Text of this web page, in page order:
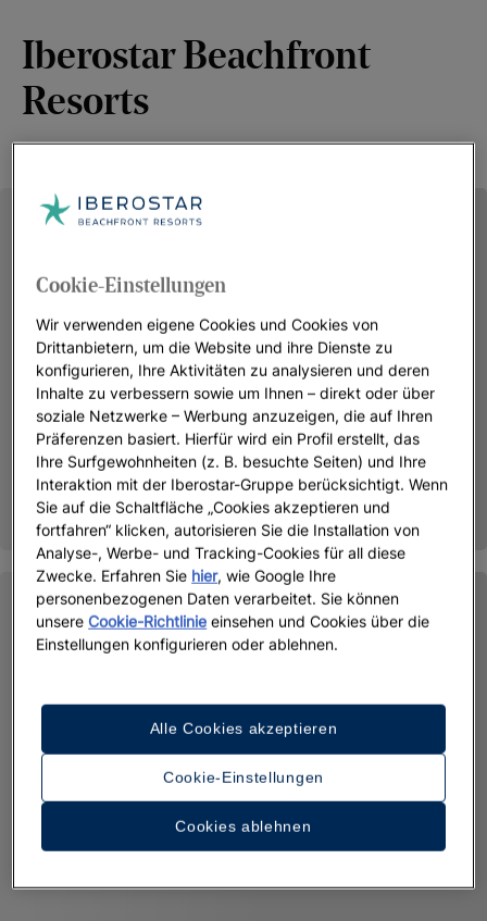
Iberostar Beachfront
Resorts
Cookie-Einstellungen
Wir verwenden eigene Cookies und Cookies von
Drittanbietern, um die Website und ihre Dienste zu
konfigurieren, Ihre Aktivitäten zu analysieren und deren
Inhalte zu verbessern sowie um Ihnen – direkt oder über
soziale Netzwerke – Werbung anzuzeigen, die auf Ihren
Präferenzen basiert. Hierfür wird ein Profil erstellt, das
Ihre Surfgewohnheiten (z. B. besuchte Seiten) und Ihre
Interaktion mit der Iberostar-Gruppe berücksichtigt. Wenn
Sie auf die Schaltfläche „Cookies akzeptieren und
fortfahren“ klicken, autorisieren Sie die Installation von
Analyse-, Werbe- und Tracking-Cookies für all diese
Zwecke. Erfahren Sie hier, wie Google Ihre
personenbezogenen Daten verarbeitet. Sie können
unsereCookie-Richtlinie einsehen und Cookies über die
Einstellungen konfigurieren oder ablehnen.
Cookie-Einstellungen
Cookies ablehnen
Alle Cookies akzeptieren